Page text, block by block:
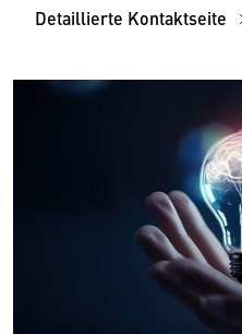
Detaillierte Kontaktseite